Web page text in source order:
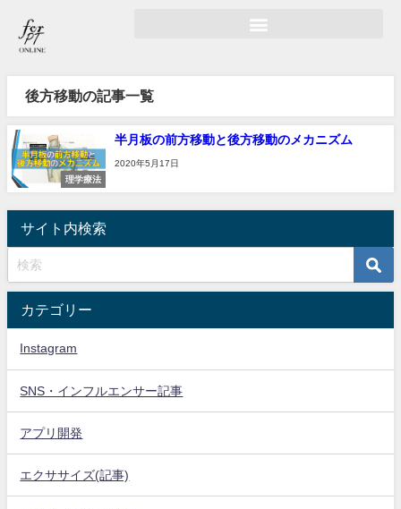
後方移動の記事一覧
理学療法
半月板の前方移動と後方移動のメカニズム
2020年5月17日
サイト内検索
カテゴリー
Instagram
SNS・インフルエンサー記事
アプリ開発
エクササイズ(記事)